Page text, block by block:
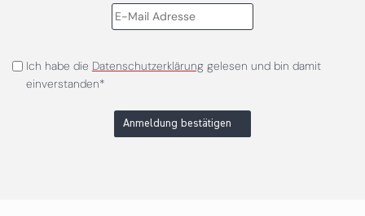
Ich habe die Datenschutzerklärunggelesen und bin damit
einverstanden*
Anmeldung bestätigen